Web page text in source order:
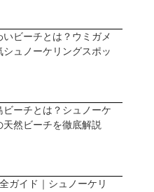
ビーチとは？ウミガメ
ュノーケリングスポッ
ーチとは？シュノーケ
然ビーチを徹底解説
ガイド｜シュノーケリ